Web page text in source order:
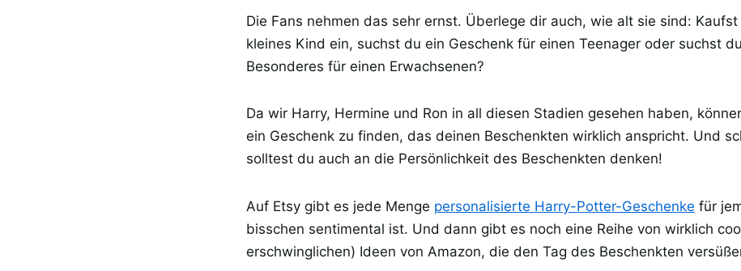
Die Fans nehmen das sehr ernst. Überlege dir auch, wie alt sie sind:
kleines Kind ein, suchst du ein Geschenk für einen Teenager oder suchst
Besonderes für einen Erwachsenen?
Da wir Harry, Hermine und Ron in all diesen Stadien gesehen haben,
ein Geschenk zu finden, das deinen Beschenkten wirklich anspricht. Und
solltest du auch an die Persönlichkeit des Beschenkten denken!
Auf Etsy gibt es jede Menge personalisierte Harry-Potter-Geschenke für
bisschen sentimental ist. Und dann gibt es noch eine Reihe von wirklich
erschwinglichen) Ideen von Amazon, die den Tag des Beschenkten